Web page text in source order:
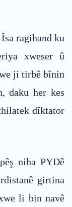
ragihand ku
xweser û
ji tirbê bînin
daku her kes
dîktator
niha PYDê
girtina
li bin navê